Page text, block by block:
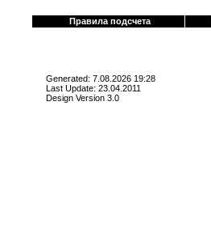
Правила подсчета
Generated: 7.08.2026 19:28
Last Update: 23.04.2011
Design Version 3.0